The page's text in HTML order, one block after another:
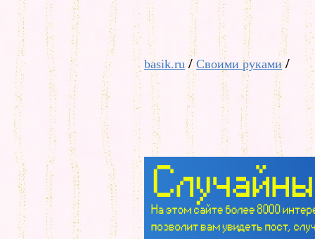
basik.ru /Своими руками/